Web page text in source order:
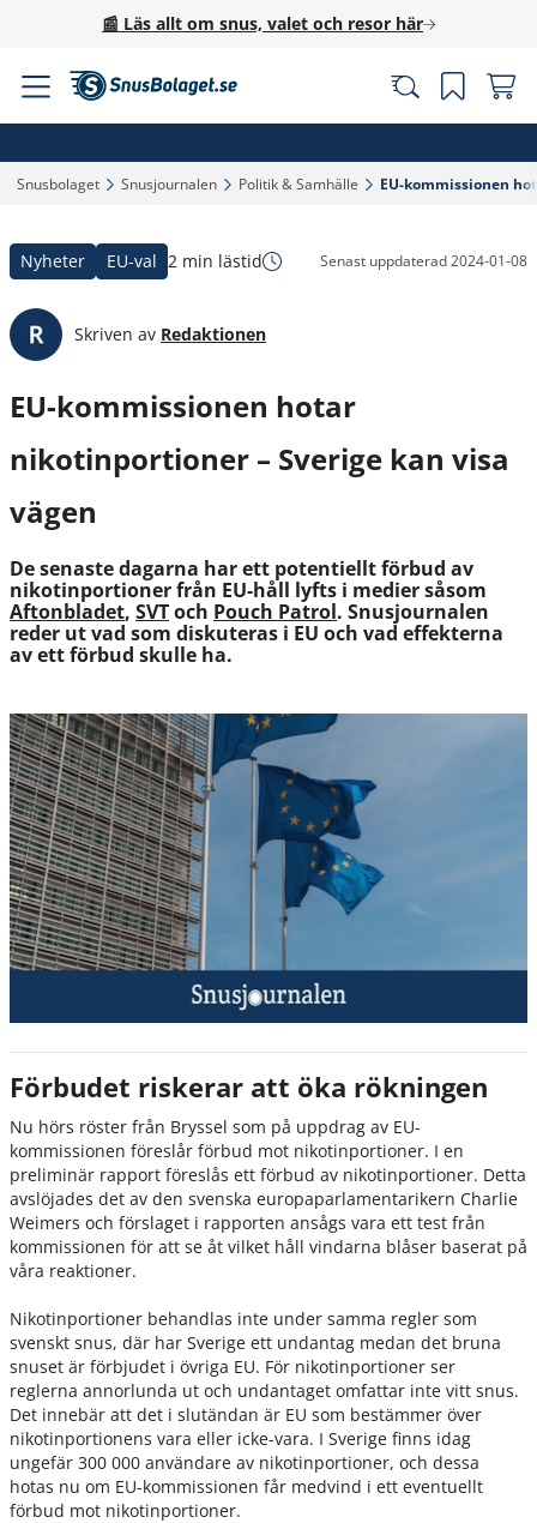
📰 Läs allt om snus, valet och resor här
Snusbolaget‎ Snusjournalen‎ Politik & Samhälle‎ EU-kommissionen
Nyheter EU-val 2 min lästid Senast uppdaterad2024-01-08
Skriven av Redaktionen
EU-kommissionen hotar
nikotinportioner – Sverige kan visa
vägen
De senaste dagarna har ett potentiellt förbud av
nikotinportioner från EU-håll lyfts i medier såsom
Aftonbladet, SVToch Pouch Patrol. Snusjournalen
reder ut vad som diskuteras i EU och vad effekterna
av ett förbud skulle ha.
Förbudet riskerar att öka rökningen
Nu hörs röster från Bryssel som på uppdrag av EU-
kommissionen föreslår förbud mot nikotinportioner. I en
preliminär rapport föreslås ett förbud av nikotinportioner. Detta
avslöjades det av den svenska europaparlamentarikern Charlie
Weimers och förslaget i rapporten ansågs vara ett test från
kommissionen för att se åt vilket håll vindarna blåser baserat på
våra reaktioner.
Nikotinportioner behandlas inte under samma regler som
svenskt snus, där har Sverige ett undantag medan det bruna
snuset är förbjudet i övriga EU. För nikotinportioner ser
reglerna annorlunda ut och undantaget omfattar inte vitt snus.
Det innebär att det i slutändan är EU som bestämmer över
nikotinportionens vara eller icke-vara. I Sverige finns idag
ungefär 300 000 användare av nikotinportioner, och dessa
hotas nu om EU-kommissionen får medvind i ett eventuellt
förbud mot nikotinportioner.